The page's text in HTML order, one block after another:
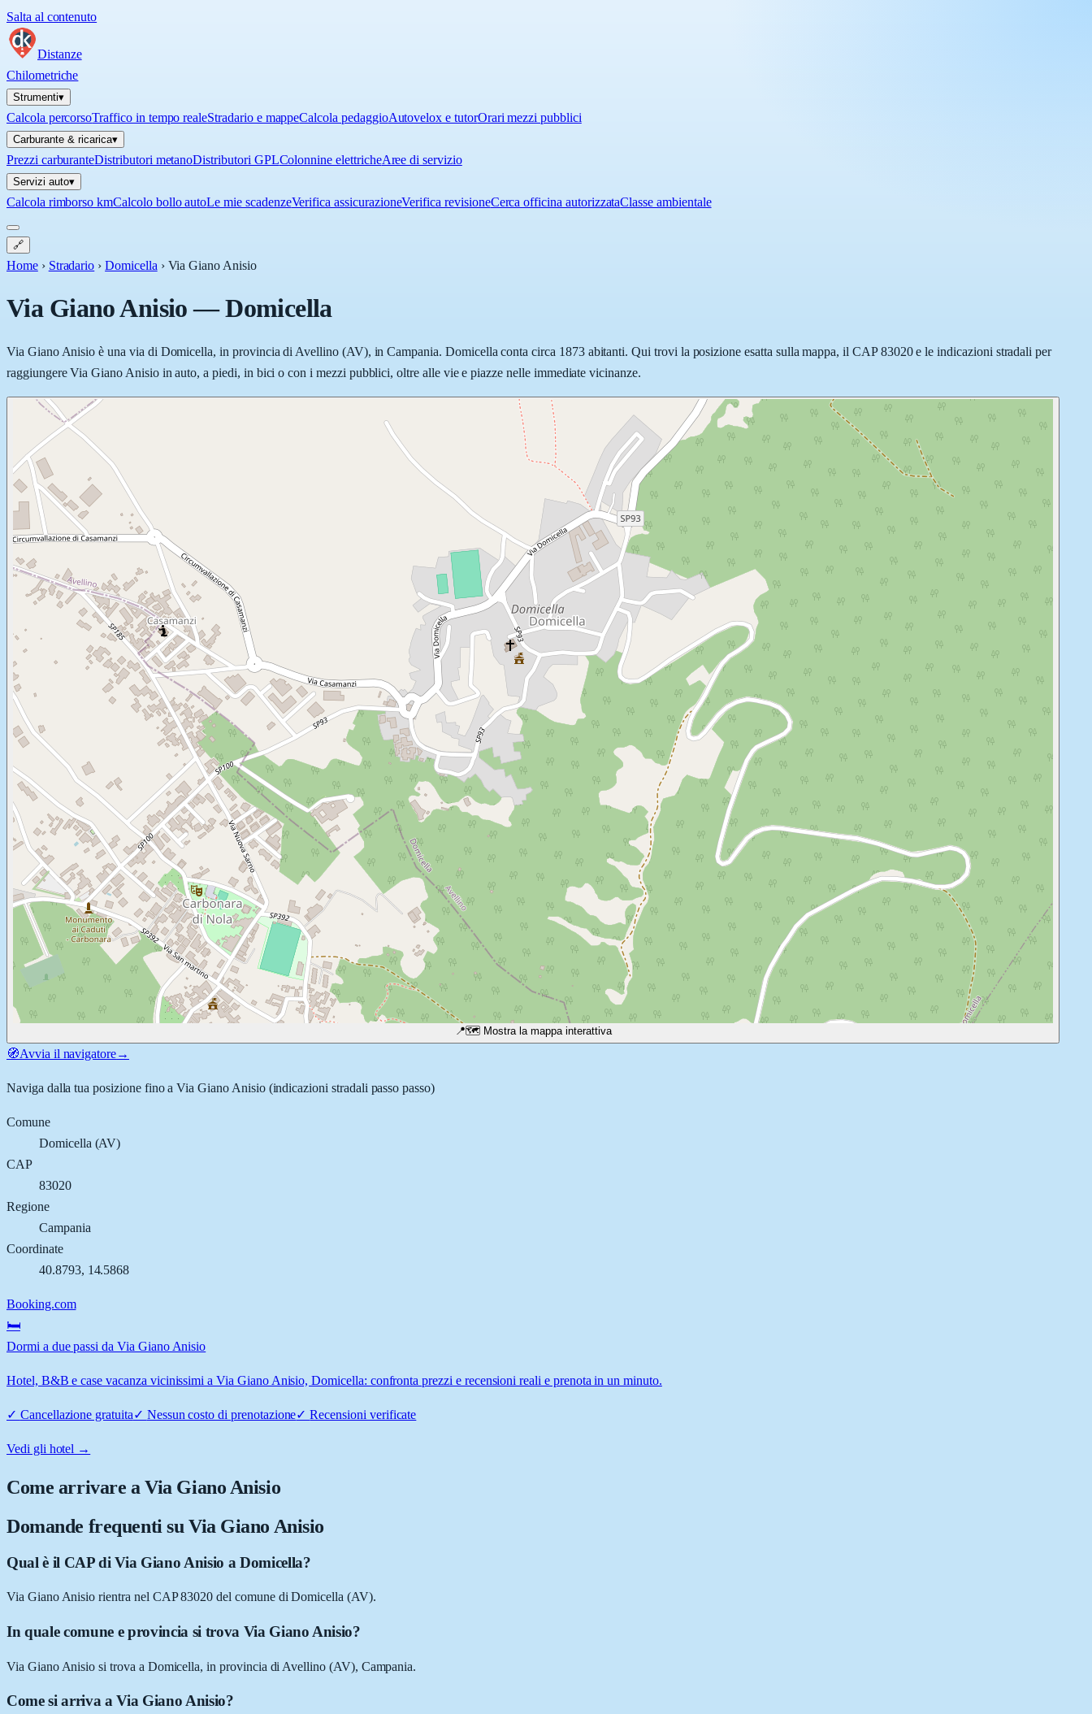
Salta al contenuto
Distanze
Chilometriche
Strumenti▾
Calcola percorsoTraffico in tempo realeStradario e mappeCalcola pedaggioAutovelox e tutorOrari mezzi pubblici
Carburante & ricarica▾
Prezzi carburanteDistributori metanoDistributori GPLColonnine elettricheAree di servizio
Servizi auto▾
Calcola rimborso kmCalcolo bollo autoLe mie scadenzeVerifica assicurazioneVerifica revisioneCerca officina autorizzataClasse ambientale
🔗
Home › Stradario › Domicella › Via Giano Anisio
Via Giano Anisio—Domicella
Via Giano Anisio è una via di Domicella, in provincia di Avellino (AV), in Campania. Domicella conta circa 1873 abitanti. Qui trovi la posizione esatta sulla mappa, il CAP 83020 e le indicazioni stradali per
raggiungere Via Giano Anisio in auto, a piedi, in bici o con i mezzi pubblici, oltre alle vie e piazze nelle immediate vicinanze.
📍🗺️ Mostra la mappa interattiva
🧭Avvia il navigatore→
Naviga dalla tua posizione fino aVia Giano Anisio(indicazioni stradali passo passo)
Comune
Domicella (AV)
CAP
83020
Regione
Campania
Coordinate
40.8793, 14.5868
Booking.com
🛏️
Dormi a due passi da Via Giano Anisio
Hotel, B&B e case vacanza vicinissimi a Via Giano Anisio, Domicella: confronta prezzi e recensioni reali e prenota in un minuto.
✓ Cancellazione gratuita✓ Nessun costo di prenotazione✓Recensioni verificate
Vedi gli hotel →
Come arrivare aVia Giano Anisio
Domande frequenti su Via Giano Anisio
Qual è il CAP di Via Giano Anisio a Domicella?
Via Giano Anisio rientra nel CAP 83020 del comune di Domicella (AV).
In quale comune e provincia si trova Via Giano Anisio?
Via Giano Anisio si trova a Domicella, in provincia di Avellino (AV), Campania.
Come si arriva a Via Giano Anisio?